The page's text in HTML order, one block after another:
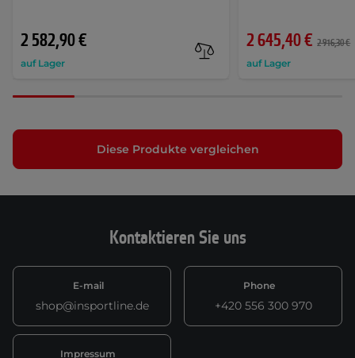
2 582,90 €
auf Lager
2 645,40 € 2 916,30 €
auf Lager
Diese Produkte vergleichen
Kontaktieren Sie uns
E-mail
shop@insportline.de
Phone
+420 556 300 970
Impressum